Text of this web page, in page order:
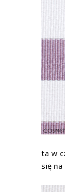
ta w
się